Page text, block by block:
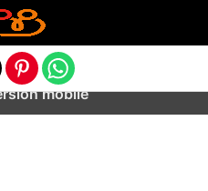
modifier '/' in
aideanxietestress.fr/
includes/class-bots.php
mobile